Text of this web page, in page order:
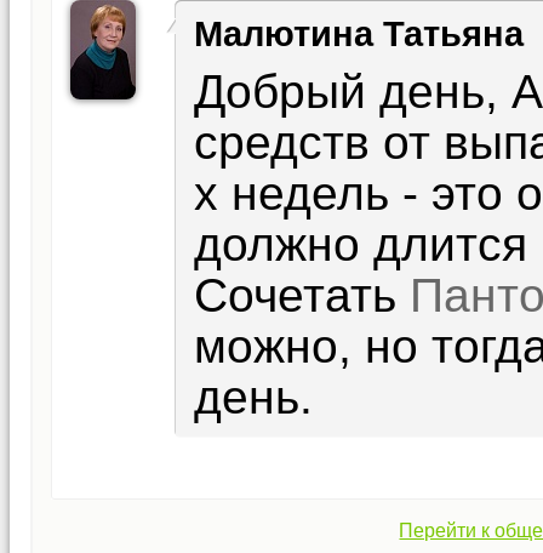
Малютина Татьяна
Добрый день,
средств от
х недель - это
должно
Сочетать
можно, но
день.
Перейти к